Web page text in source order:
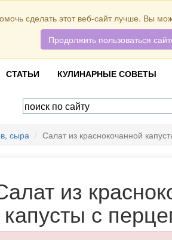
СТАТЬИ КУЛИНАРНЫЕ СОВЕТЫ
сыра Салат из краснокочанной
из
капусты с
сделать этот веб-сайт лучше. Вы
Продолжить пользоваться